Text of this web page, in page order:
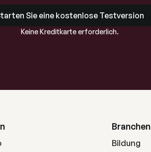
Sie eine kostenlose Testversion
Keine Kreditkarte erforderlich.
Branchen
Bildung